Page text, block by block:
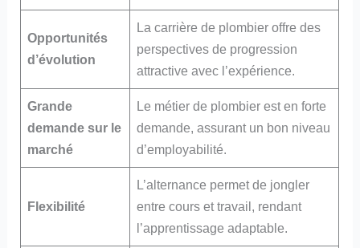
Opportunités
d’évolution
La carrière de plombier offre des
perspectives de progression
attractive avec l’expérience.
Grande
demande sur le
marché
Le métier de plombier est en forte
demande, assurant un bon niveau
d’employabilité.
Flexibilité
L’alternance permet de jongler
entre cours et travail, rendant
l’apprentissage adaptable.